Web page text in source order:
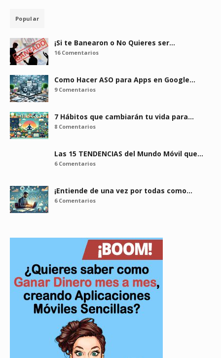
Popular
¡Si te Banearon o No Quieres ser…
16 Comentarios
Como Hacer ASO para Apps en Google…
9 Comentarios
7 Hábitos que cambiarán tu vida para…
8 Comentarios
Las 15 TENDENCIAS del Mundo Móvil que…
6 Comentarios
¡Entiende de una vez por todas como…
6 Comentarios